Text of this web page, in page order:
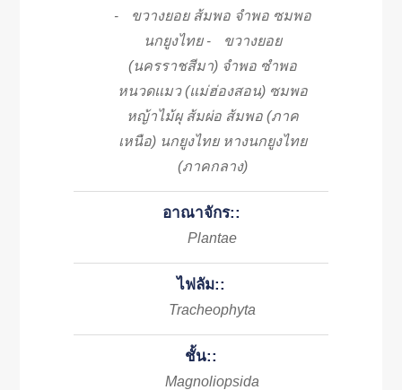
-
ขวางยอย ส้มพอ จำพอ ซมพอ
นกยูงไทย -
ขวางยอย
(นครราชสีมา) จำพอ ซำพอ
หนวดแมว (แม่ฮ่องสอน) ซมพอ
หญ้าไม้ผุ ส้มผ่อ ส้มพอ (ภาค
เหนือ) นกยูงไทย หางนกยูงไทย
(ภาคกลาง)
อาณาจักร::
Plantae
ไฟลัม::
Tracheophyta
ชั้น::
Magnoliopsida